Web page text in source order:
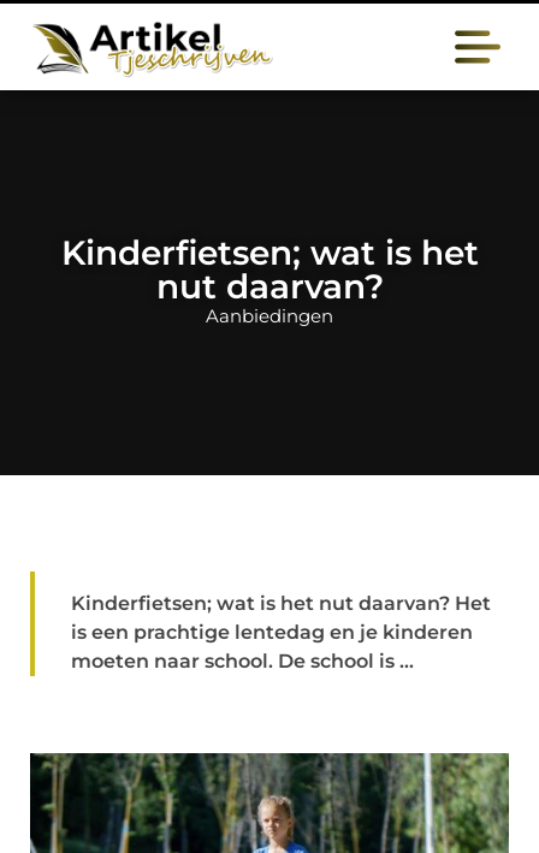
Kinderfietsen; wat is het
nut daarvan?
Aanbiedingen
Kinderfietsen; wat is het nut daarvan? Het
is een prachtige lentedag en je kinderen
moeten naar school. De school is ...